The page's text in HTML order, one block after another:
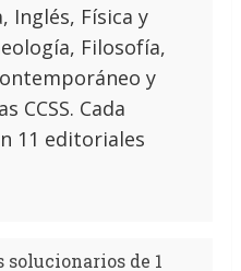
Inglés, Física y
Filosofía,
y
CCSS. Cada
11 editoriales
solucionarios de 1